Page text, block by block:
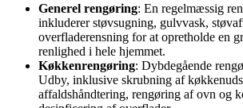
Generel rengøring: En regelmæssig
inkluderer støvsugning, gulvvask,
overfladerensning for at opretholde en
renlighed i hele hjemmet.
Køkkenrengøring: Dybdegående
Udby, inklusive skrubning af
affaldshåndtering, rengøring af ovn og